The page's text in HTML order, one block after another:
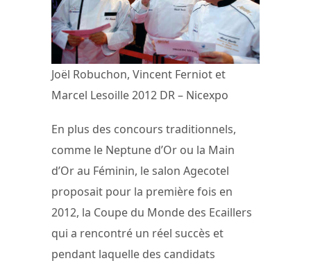
Joël Robuchon, Vincent Ferniot et
Marcel Lesoille 2012 DR – Nicexpo
En plus des concours traditionnels,
comme le Neptune d’Or ou la Main
d’Or au Féminin, le salon Agecotel
proposait pour la première fois en
2012, la Coupe du Monde des Ecaillers
qui a rencontré un réel succès et
pendant laquelle des candidats